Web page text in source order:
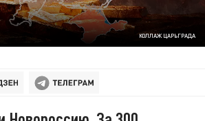
КОЛЛАЖ ЦАРЬГРАДА